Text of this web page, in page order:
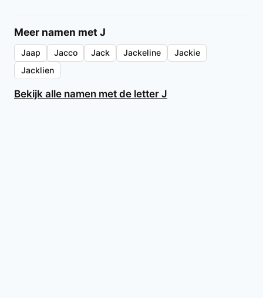
Meer namen met J
Jaap Jacco Jack Jackeline
Jackie
Jacklien
Bekijk alle namen met de letter J